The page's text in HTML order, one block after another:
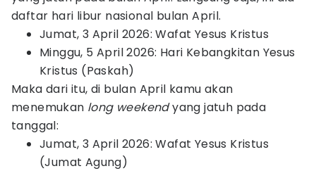
daftar hari libur nasional bulan April.
Jumat, 3 April 2026: Wafat Yesus Kristus
Minggu, 5 April 2026: Hari Kebangkitan Yesus
Kristus (Paskah)
Maka dari itu, di bulan April kamu akan
menemukan long weekendyang jatuh pada
tanggal:
Jumat, 3 April 2026: Wafat Yesus Kristus
(Jumat Agung)